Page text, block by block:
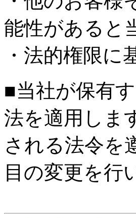
能性があると
・法的権限に
■当社が保有
法を適用しま
される法令を
目の変更を行